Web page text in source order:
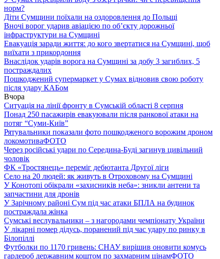
норм?
Діти Сумщини поїхали на оздоровлення до Польщі
Вночі ворог ударив авіацією по обʼєкту дорожньої
інфраструктури на Сумщині
Евакуація заради життя: до кого звертатися на Сумщині, щоб
виїхати з прикордоння
Внаслідок ударів ворога на Сумщині за добу 3 загиблих, 5
постраждалих
Пошкоджений супермаркет у Сумах відновив свою роботу
після удару КАБом
Вчора
Ситуація на лінії фронту в Сумській області 8 серпня
Понад 250 пасажирів евакуювали після ранкової атаки на
потяг “Суми-Київ”
Рятувальники показали фото пошкодженого ворожим дроном
локомотиваФОТО
Через російські удари по Середина-Буді загинув цивільний
чоловік
ФК «Тростянець» переміг дебютанта Другої ліги
Село на 20 людей: як живуть в Отроховому на Сумщині
У Конотопі обікрали «захисників неба»: зникли антени та
запчастини для дронів
У Зарічному районі Сум під час атаки БПЛА на будинок
постраждала жінка
Сумські веслувальники – з нагородами чемпіонату України
У лікарні помер дідусь, поранений під час удару по ринку в
Білопіллі
Футболки по 1170 гривень: СНАУ вирішив оновити комусь
гардероб державним коштом по захмарним цінамФОТО